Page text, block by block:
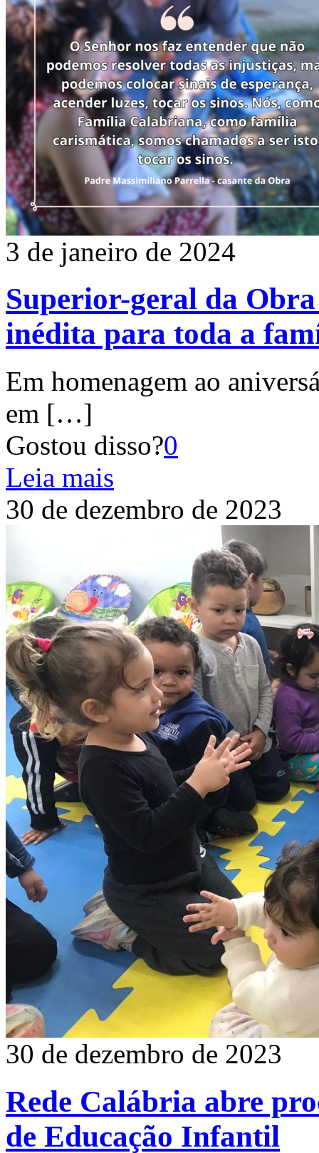
3 de janeiro de 2024
Superior-geral da
inédita para toda a
Em homenagem ao
em […]
Gostou disso?0
Leia mais
30 de dezembro de 2023
30 de dezembro de 2023
Rede Calábria abre
de Educação Infantil